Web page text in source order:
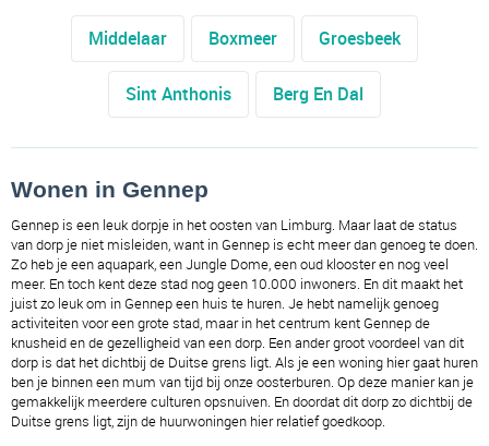
Middelaar Boxmeer Groesbeek
Sint Anthonis Berg En Dal
Wonen in Gennep
Gennep is een leuk dorpje in het oosten van Limburg. Maar laat de status
van dorp je niet misleiden, want in Gennep is echt meer dan genoeg te doen.
Zo heb je een aquapark, een Jungle Dome, een oud klooster en nog veel
meer. En toch kent deze stad nog geen 10.000 inwoners. En dit maakt het
juist zo leuk om in Gennep een huis te huren. Je hebt namelijk genoeg
activiteiten voor een grote stad, maar in het centrum kent Gennep de
knusheid en de gezelligheid van een dorp. Een ander groot voordeel van dit
dorp is dat het dichtbij de Duitse grens ligt. Als je een woning hier gaat huren
ben je binnen een mum van tijd bij onze oosterburen. Op deze manier kan je
gemakkelijk meerdere culturen opsnuiven. En doordat dit dorp zo dichtbij de
Duitse grens ligt, zijn de huurwoningen hier relatief goedkoop.